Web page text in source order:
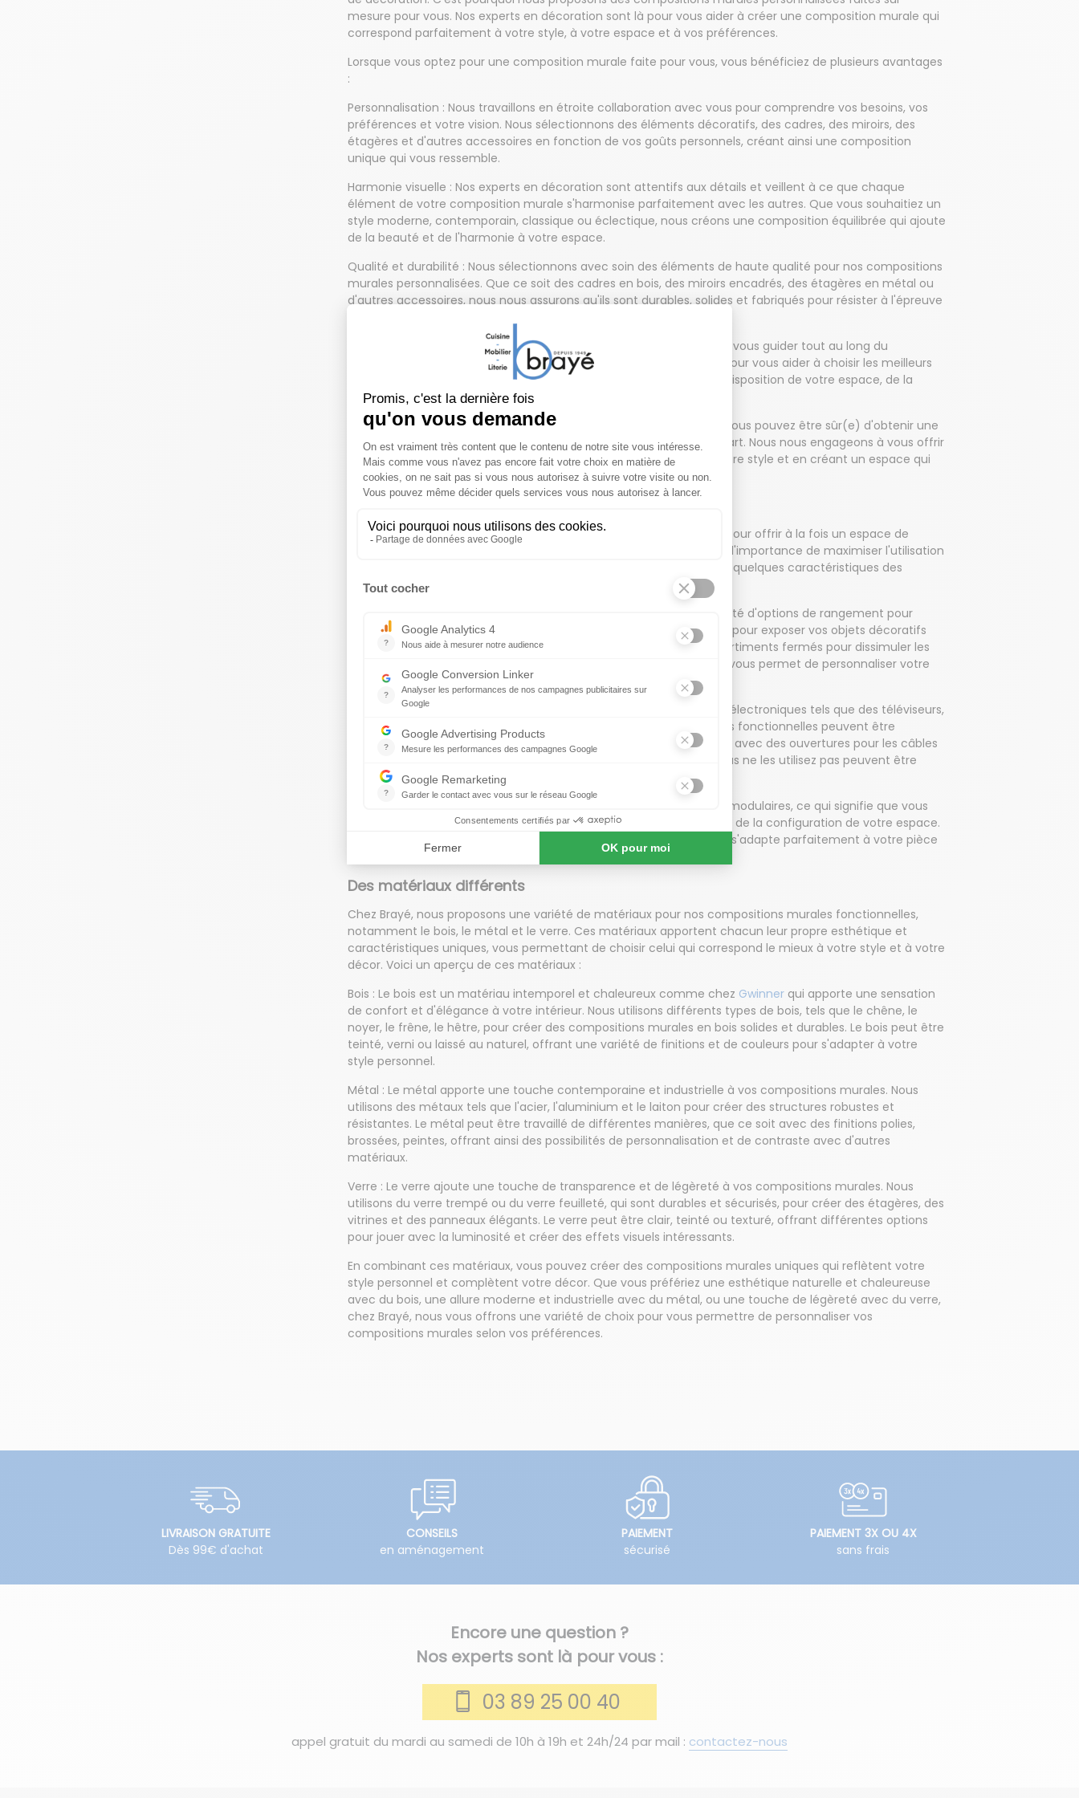
mesure pour vous. Nos experts en décoration sont là pour vous aider à créer une composition murale qui
correspond parfaitement à votre style, à votre espace et à vos préférences.
Lorsque vous optez pour une composition murale faite pour vous, vous bénéficiez de plusieurs avantages
:
Personnalisation : Nous travaillons en étroite collaboration avec vous pour comprendre vos besoins, vos
préférences et votre vision. Nous sélectionnons des éléments décoratifs, des cadres, des miroirs, des
étagères et d'autres accessoires en fonction de vos goûts personnels, créant ainsi une composition
unique qui vous ressemble.
Harmonie visuelle : Nos experts en décoration sont attentifs aux détails et veillent à ce que chaque
élément de votre composition murale s'harmonise parfaitement avec les autres. Que vous souhaitiez un
style moderne, contemporain, classique ou éclectique, nous créons une composition équilibrée qui ajoute
de la beauté et de l'harmonie à votre espace.
Qualité et durabilité : Nous sélectionnons avec soin des éléments de haute qualité pour nos compositions
murales personnalisées. Que ce soit des cadres en bois, des miroirs encadrés, des étagères en métal ou
d'autres accessoires, nous nous assurons qu'ils sont durables, solides et fabriqués pour résister à l'épreuve
Conseils d'experts : Notre équipe d'experts en décoration est là pour vous guider tout au long du
processus. Nous partageons nos connaissances et notre expertise pour vous aider à choisir les meilleurs
éléments pour votre composition murale, en tenant compte de la disposition de votre espace, de la
lumière ambiante et de vos préférences esthétiques.
En optant pour une composition murale personnalisée chez Brayé, vous pouvez être sûr(e) d'obtenir une
pièce unique qui transformera votre mur en une véritable œuvre d'art. Nous nous engageons à vous offrir
une expérience de décoration sur mesure, en mettant en valeur votre style et en créant un espace qui
vous ressemble.
Des compositions murales fonctionnelles
Les compositions murales fonctionnelles chez Brayé sont conçues pour offrir à la fois un espace de
rangement pratique et une esthétique agréable. Nous comprenons l'importance de maximiser l'utilisation
de votre espace mural tout en gardant un design harmonieux. Voici quelques caractéristiques des
compositions murales fonctionnelles :
Rangement polyvalent : Nos compositions murales offrent une variété d'options de rangement pour
répondre à vos besoins. Vous pouvez trouver des étagères ouvertes pour exposer vos objets décoratifs
préférés, des tiroirs pour ranger des objets plus petits ou des compartiments fermés pour dissimuler les
éléments que vous préférez garder hors de vue. Cette polyvalence vous permet de personnaliser votre
composition murale en fonction de vos besoins spécifiques.
Intégration de médias : Si vous souhaitez intégrer des équipements électroniques tels que des téléviseurs,
des haut-parleurs ou des consoles de jeu, nos compositions murales fonctionnelles peuvent être
équipées d'espaces spéciaux pour les accueillir. Des compartiments avec des ouvertures pour les câbles
ou des panneaux coulissants pour masquer les appareils lorsque vous ne les utilisez pas peuvent être
inclus pour un look épuré.
Modularité : Nos compositions murales fonctionnelles sont souvent modulaires, ce qui signifie que vous
pouvez ajouter ou retirer des modules en fonction de vos besoins et de la configuration de votre espace.
Cela vous permet de créer une composition murale sur mesure qui s'adapte parfaitement à votre pièce
et à vos exigences en matière de rangement.
Des matériaux différents
Chez Brayé, nous proposons une variété de matériaux pour nos compositions murales fonctionnelles,
notamment le bois, le métal et le verre. Ces matériaux apportent chacun leur propre esthétique et
caractéristiques uniques, vous permettant de choisir celui qui correspond le mieux à votre style et à votre
décor. Voici un aperçu de ces matériaux :
Bois : Le bois est un matériau intemporel et chaleureux comme chez Gwinner qui apporte une sensation
de confort et d'élégance à votre intérieur. Nous utilisons différents types de bois, tels que le chêne, le
noyer, le frêne, le hêtre, pour créer des compositions murales en bois solides et durables. Le bois peut être
teinté, verni ou laissé au naturel, offrant une variété de finitions et de couleurs pour s'adapter à votre
style personnel.
Métal : Le métal apporte une touche contemporaine et industrielle à vos compositions murales. Nous
utilisons des métaux tels que l'acier, l'aluminium et le laiton pour créer des structures robustes et
résistantes. Le métal peut être travaillé de différentes manières, que ce soit avec des finitions polies,
brossées, peintes, offrant ainsi des possibilités de personnalisation et de contraste avec d'autres
matériaux.
Verre : Le verre ajoute une touche de transparence et de légèreté à vos compositions murales. Nous
utilisons du verre trempé ou du verre feuilleté, qui sont durables et sécurisés, pour créer des étagères, des
vitrines et des panneaux élégants. Le verre peut être clair, teinté ou texturé, offrant différentes options
pour jouer avec la luminosité et créer des effets visuels intéressants.
En combinant ces matériaux, vous pouvez créer des compositions murales uniques qui reflètent votre
style personnel et complètent votre décor. Que vous préfériez une esthétique naturelle et chaleureuse
avec du bois, une allure moderne et industrielle avec du métal, ou une touche de légèreté avec du verre,
chez Brayé, nous vous offrons une variété de choix pour vous permettre de personnaliser vos
compositions murales selon vos préférences.
Encore une question ?
Nos experts sont là pour vous :
03 89 25 00 40
appel gratuit du mardi au samedi de 10h à 19h et 24h/24 par mail : contactez-nous
LIVRAISON GRATUITE
Dès 99€ d'achat
CONSEILS
en aménagement
PAIEMENT
sécurisé
PAIEMENT 3X OU 4X
sans frais